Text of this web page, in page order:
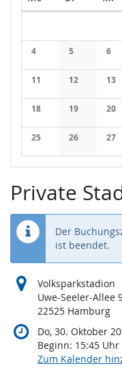
4
Keine
5
Keine
6
11
Keine
12
Keine
13
18
Keine
19
Keine
20
25
Keine
26
Keine
27
Private
Der
ist beendet.
Volksparkstadion
Uwe-Seeler-Allee
22525 Hamburg
Do, 30. Oktober
Beginn: 15:45 Uhr
Zum Kalender